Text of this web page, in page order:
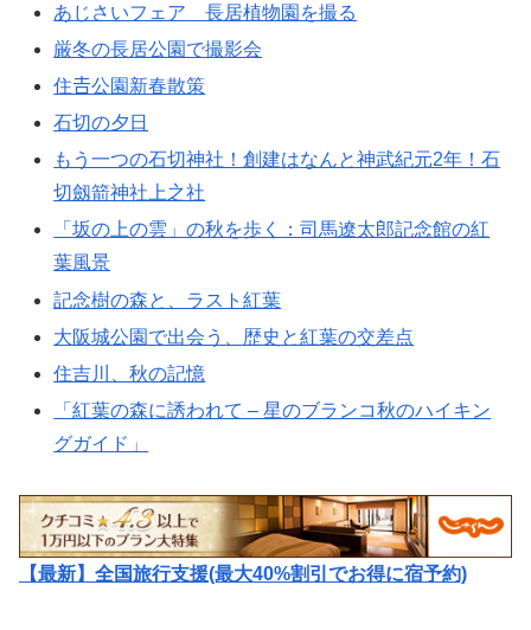
あじさいフェア 長居植物園を撮る
厳冬の長居公園で撮影会
住𠮷公園新春散策
石切の夕日
もう一つの石切神社！創建はなんと神武紀元2年！石
切劔箭神社上之社
「坂の上の雲」の秋を歩く：司馬遼太郎記念館の紅
葉風景
記念樹の森と、ラスト紅葉
大阪城公園で出会う、歴史と紅葉の交差点
住吉川、秋の記憶
「紅葉の森に誘われて – 星のブランコ秋のハイキン
グガイド」
【最新】全国旅行支援(最大40%割引でお得に宿予約)